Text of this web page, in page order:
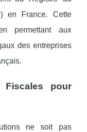
en France. Cette
permettant aux
des entreprises
Fiscales pour
ne soit pas